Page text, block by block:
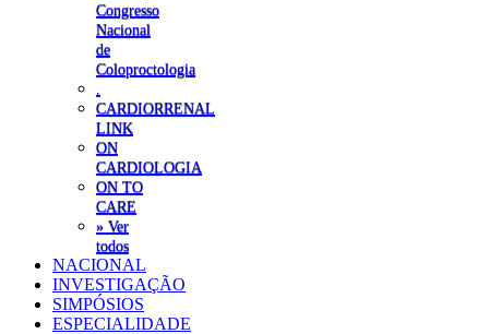
Congresso
Nacional
de
Coloproctologia
CARDIORRENAL
LINK
ON
CARDIOLOGIA
ON TO
CARE
» Ver
todos
NACIONAL
INVESTIGAÇÃO
SIMPÓSIOS
ESPECIALIDADE